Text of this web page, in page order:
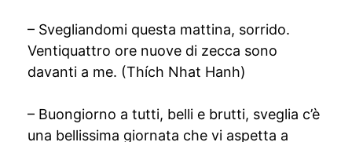
– Svegliandomi questa mattina, sorrido.
Ventiquattro ore nuove di zecca sono
davanti a me. (Thích Nhat Hanh)
– Buongiorno a tutti, belli e brutti, sveglia c’è
una bellissima giornata che vi aspetta a